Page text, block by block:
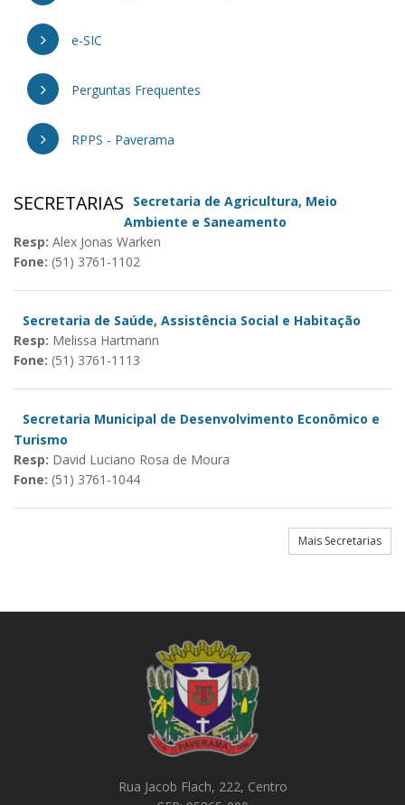
e-SIC
Perguntas Frequentes
RPPS - Paverama
SECRETARIAS
Secretaria de Agricultura, Meio
Ambiente e Saneamento
Resp: Alex Jonas Warken
Fone: (51) 3761-1102
Secretaria de Saúde, Assistência Social e Habitação
Resp: Melissa Hartmann
Fone: (51) 3761-1113
Secretaria Municipal de Desenvolvimento Econômico e
Turismo
Resp: David Luciano Rosa de Moura
Fone: (51) 3761-1044
Mais Secretarias
Rua Jacob Flach, 222, Centro